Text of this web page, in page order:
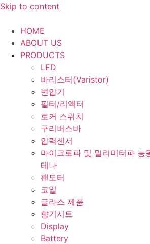
Skip to content
HOME
ABOUT US
PRODUCTS
LED
바리스터(Varistor)
변압기
필터/리액터
로커 스위치
구리버스바
압력센서
마이크로파 및 밀리미터파 능
테나
팬모터
코일
글라스 제품
향기시트
Display
Battery